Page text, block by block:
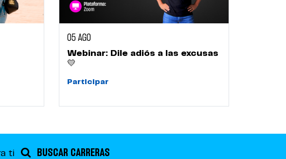
05 AGO
Webinar: Dile adiós a las excusas
💛
Participar
ti BUSCAR CARRERAS